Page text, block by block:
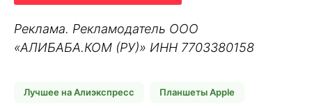
Реклама. Рекламодатель ООО
«АЛИБАБА.КОМ (РУ)» ИНН 7703380158
Лучшее на Алиэкспресс Планшеты Apple